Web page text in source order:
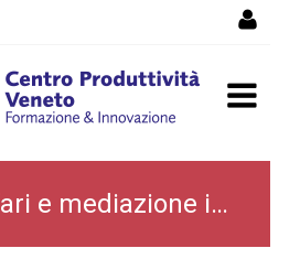
e
immobiliare
Agenti di affari e mediazione immobiliare